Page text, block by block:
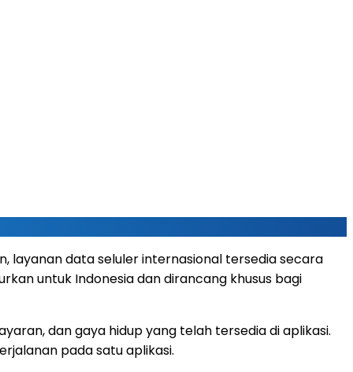
layanan data seluler internasional tersedia secara
untuk Indonesia dan dirancang khusus bagi
dan gaya hidup yang telah tersedia di aplikasi.
pada satu aplikasi.